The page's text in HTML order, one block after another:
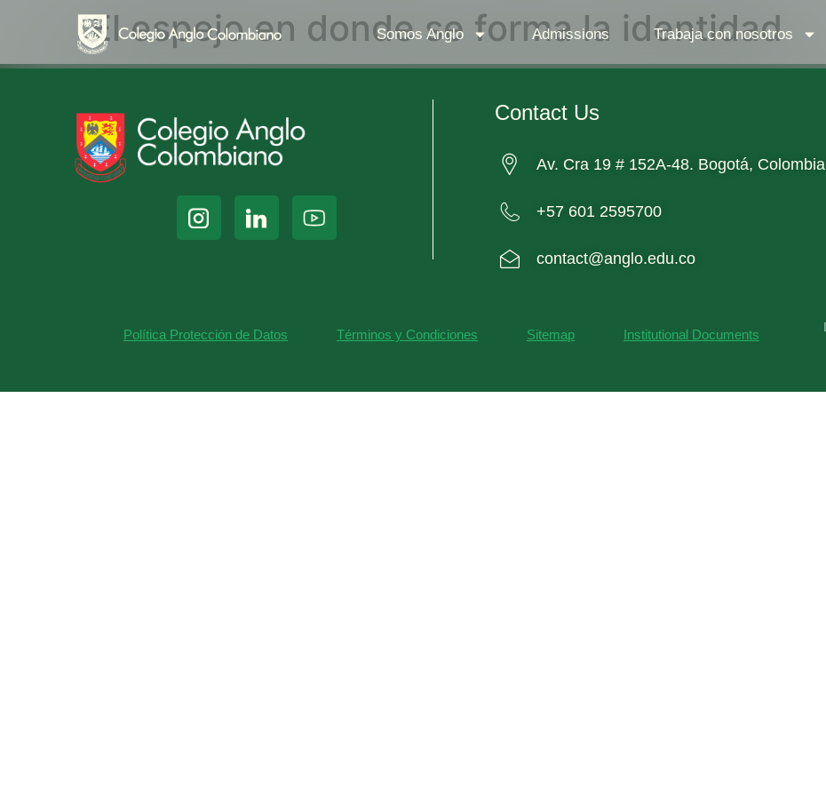
Somos Anglo Admissions Trabaja con nosotros
El espejo en donde se forma la identidad
Contact Us
Av. Cra 19 # 152A-48. Bogotá, Colombia
+57 601 2595700
contact@anglo.edu.co
Política Protección de Datos Términos y Condiciones Sitemap Institutional Documents